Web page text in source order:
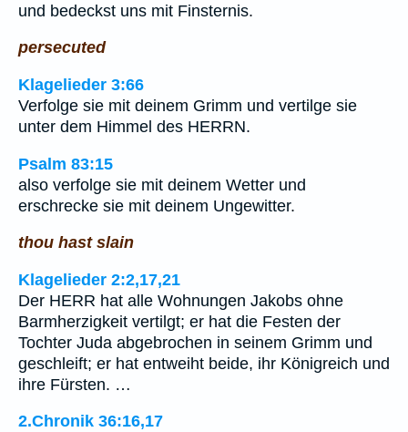
und bedeckst uns mit Finsternis.
persecuted
Klagelieder 3:66
Verfolge sie mit deinem Grimm und vertilge sie
unter dem Himmel des HERRN.
Psalm 83:15
also verfolge sie mit deinem Wetter und
erschrecke sie mit deinem Ungewitter.
thou hast slain
Klagelieder 2:2,17,21
Der HERR hat alle Wohnungen Jakobs ohne
Barmherzigkeit vertilgt; er hat die Festen der
Tochter Juda abgebrochen in seinem Grimm und
geschleift; er hat entweiht beide, ihr Königreich und
ihre Fürsten. …
2.Chronik 36:16,17